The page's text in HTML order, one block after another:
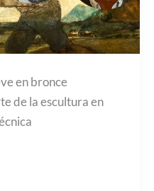
en bronce
de la escultura en